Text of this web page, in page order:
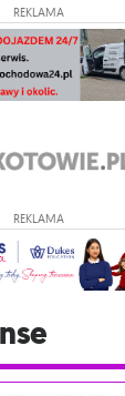
REKLAMA
REKLAMA